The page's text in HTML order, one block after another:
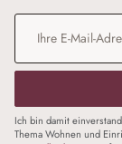
E-Mail-Adresse
Ich bin damit
Thema Wohnen und